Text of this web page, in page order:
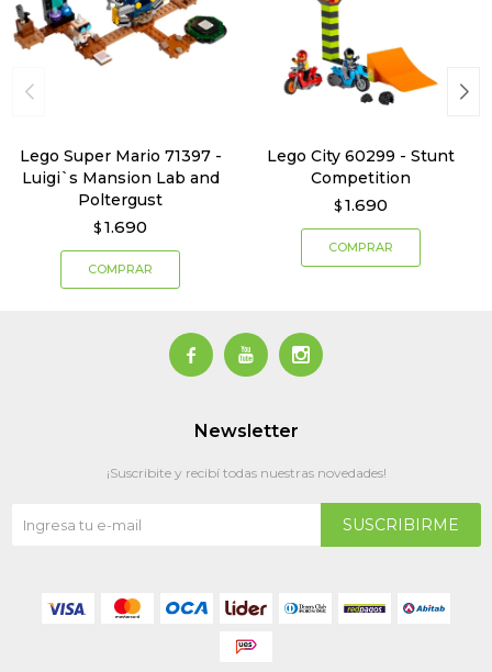
Lego Super Mario 71397 -
Luigi`s Mansion Lab and
Poltergust
$ 1.690
Lego City 60299 - Stunt
Competition
$ 1.690
  
Newsletter
¡Suscribite y recibí todas nuestras novedades!
SUSCRIBIRME